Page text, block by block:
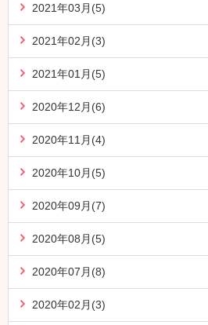
2021年03月(5)
2021年02月(3)
2021年01月(5)
2020年12月(6)
2020年11月(4)
2020年10月(5)
2020年09月(7)
2020年08月(5)
2020年07月(8)
2020年02月(3)